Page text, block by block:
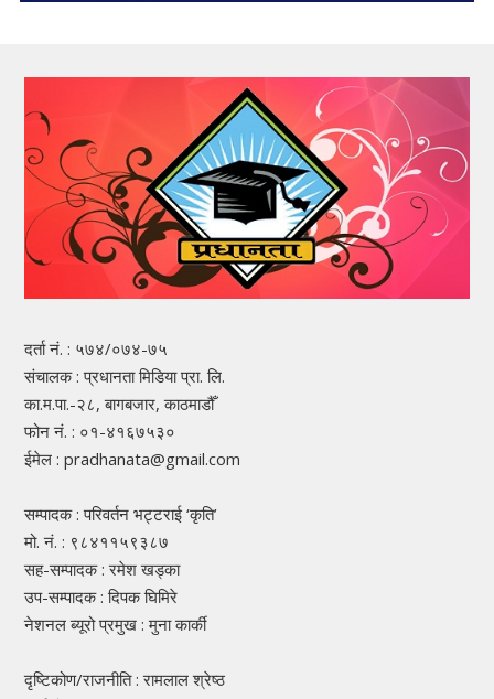
दर्ता नं. : ५७४/०७४-७५
संचालक : प्रधानता मिडिया प्रा. लि.
का.म.पा.-२८, बागबजार, काठमाडौँ
फोन नं. : ०१-४१६७५३०
ईमेल : pradhanata@gmail.com
सम्पादक : परिवर्तन भट्टराई ‘कृति’
मो. नं. : ९८४११५९३८७
सह-सम्पादक : रमेश खड्का
उप-सम्पादक : दिपक घिमिरे
नेशनल ब्यूरो प्रमुख : मुना कार्की
दृष्टिकोण/राजनीति : रामलाल श्रेष्ठ